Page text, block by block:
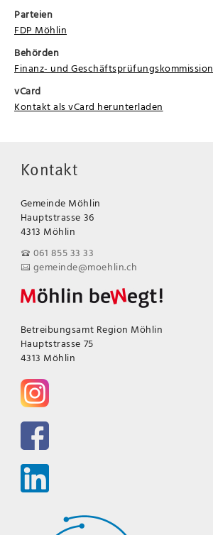
Parteien
FDP Möhlin
Behörden
Finanz- und Geschäftsprüfungskommission
vCard
Kontakt als vCard herunterladen
Kontakt
Gemeinde Möhlin
Hauptstrasse 36
4313 Möhlin
061 855 33 33
gemeinde@moehlin.ch
Betreibungsamt Region Möhlin
Hauptstrasse 75
4313 Möhlin